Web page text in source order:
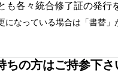
も各々統合修了証の発行
なっている場合は「書替」
ちの方はご持参下さ